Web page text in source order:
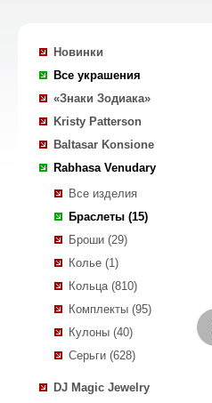
Новинки
Все украшения
«Знаки Зодиака»
Kristy Patterson
Baltasar Konsione
Rabhasa Venudary
Все изделия
Браслеты (15)
Броши (29)
Колье (1)
Кольца (810)
Комплекты (95)
Кулоны (40)
Серьги (628)
DJ Magic Jewelry